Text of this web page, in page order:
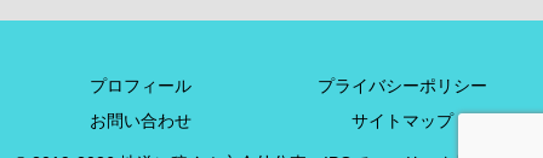
プロフィール
プライバシーポリシー
お問い合わせ
サイトマップ